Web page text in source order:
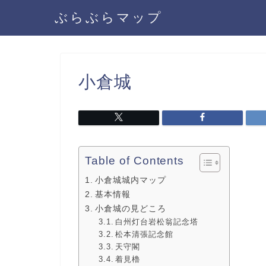
ぶらぶらマップ
小倉城
Table of Contents
小倉城城内マップ
基本情報
小倉城の見どころ
白州灯台岩松翁記念塔
松本清張記念館
天守閣
着見櫓